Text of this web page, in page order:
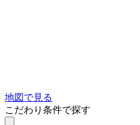
地図で見る
こだわり条件で探す